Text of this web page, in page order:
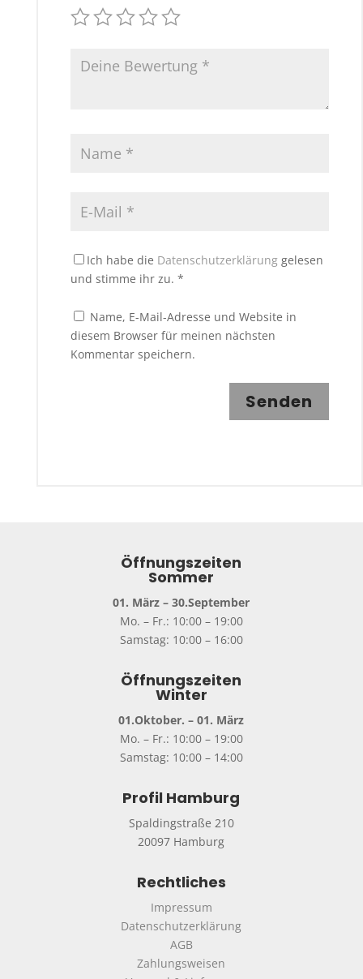
Ich habe die Datenschutzerklärunggelesen
und stimme ihr zu. *
Name, E-Mail-Adresse und Website in
diesem Browser für meinen nächsten
Kommentar speichern.
Senden
Öffnungszeiten
Sommer
01. März – 30.September
Mo. – Fr.: 10:00 – 19:00
Samstag: 10:00 – 16:00
Öffnungszeiten
Winter
01.Oktober. – 01. März
Mo. – Fr.: 10:00 – 19:00
Samstag: 10:00 – 14:00
Profil Hamburg
Spaldingstraße 210
20097 Hamburg
Rechtliches
Impressum
Datenschutzerklärung
AGB
Zahlungsweisen